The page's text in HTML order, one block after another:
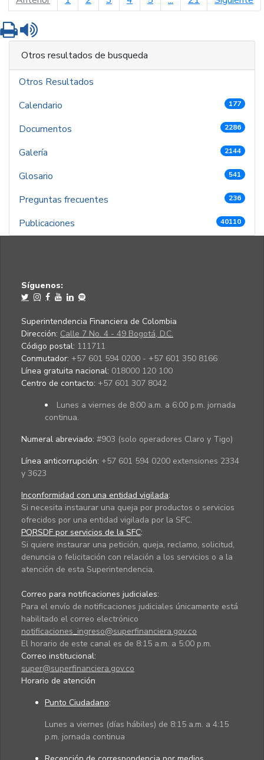
Imprimir
Otros resultados de busqueda
Otros Resultados
Calendario
177
Documentos 2286
Galería 2144
Glosario 541
Preguntas frecuentes 236
Publicaciones 40110
Síguenos:
Superintendencia Financiera de Colombia
Dirección: Calle 7 No. 4 - 49 Bogotá, D.C.
Código postal: 111711
Conmutador: +57 601 594 0200 - +57 601 350 8166
Línea gratuita nacional: 018000 120 100
Centro de contacto: +57 601 307 8042
Lunes a viernes de 8:00 a.m. a 6:00 p.m. jornada
continua.
Numeral abreviado: #903 (solo operadores Claro y Tigo)
Línea anticorrupción: +57 601 594 0200 extensiones 2334
y 3623
Inconformidad con una entidad vigilada:
Si necesita instaurar una queja por productos o servicios
ofrecidos por una entidad vigilada por la SFC.
PQRSDF por servicios de la SFC:
Si quiere instaurar una petición, queja, reclamo, solicitud,
denuncia o felicitación con relación a los servicios o a la
atención de esta Superintendencia.
Correo para notificaciones judiciales:
Para el envío de notificaciones judiciales únicamente está
habilitado el correo electrónico
notificaciones_ingreso@superfinanciera.gov.co
El horario de este canal es de 8:15 a.m. a 5:00 p.m.
Correo institucional:
super@superfinanciera.gov.co
Horario de atención
Punto Ciudadano:
Lunes a viernes (días hábiles) de 8:15 a.m. a 4:15
p.m. jornada continua